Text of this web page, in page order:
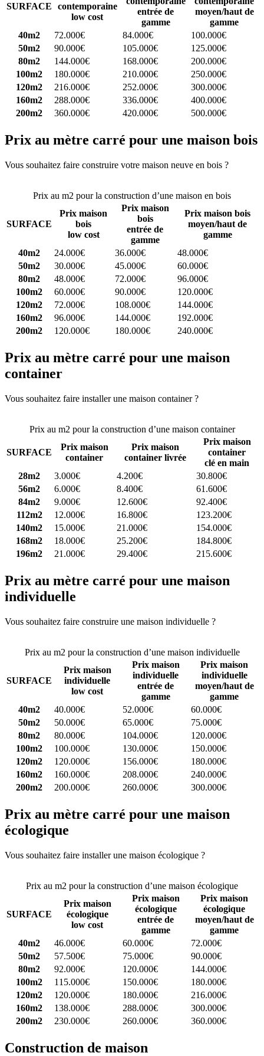
SURFACE
contemporaine
low cost
entrée de
gamme
moyen/haut de
gamme
40m2
72.000€ 84.000€
100.000€
50m2
90.000€ 105.000€
125.000€
80m2
144.000€ 168.000€
200.000€
100m2
180.000€ 210.000€
250.000€
120m2
216.000€ 252.000€
300.000€
160m2
288.000€ 336.000€
400.000€
200m2
360.000€ 420.000€ 500.000€
Prix au mètre carré pour une maison bois
Vous souhaitez faire construire votre maison neuve en bois ?
Prix au m2 pour la construction d’une maison en bois
SURFACE
Prix maison
bois
low cost
Prix maison
bois
entrée de
gamme
Prix maison bois
moyen/haut de
gamme
40m2
24.000€ 36.000€
48.000€
50m2
30.000€ 45.000€
60.000€
80m2
48.000€ 72.000€
96.000€
100m2
60.000€ 90.000€
120.000€
120m2
72.000€ 108.000€
144.000€
160m2
96.000€ 144.000€
192.000€
200m2
120.000€ 180.000€ 240.000€
Prix au mètre carré pour une maison
container
Vous souhaitez faire installer une maison container ?
Prix au m2 pour la construction d’une maison container
SURFACE
Prix maison
container
Prix maison
container livrée
Prix maison
container
clé en main
28m2
3.000€ 4.200€
30.800€
56m2
6.000€ 8.400€
61.600€
84m2
9.000€ 12.600€
92.400€
112m2
12.000€ 16.800€
123.200€
140m2
15.000€ 21.000€
154.000€
168m2
18.000€ 25.200€
184.800€
196m2
21.000€ 29.400€ 215.600€
Prix au mètre carré pour une maison
individuelle
Vous souhaitez faire construire une maison individuelle ?
Prix au m2 pour la construction d’une maison individuelle
SURFACE
Prix maison
individuelle
low cost
Prix maison
individuelle
entrée de
gamme
Prix maison
individuelle
moyen/haut de
gamme
40m2
40.000€ 52.000€
60.000€
50m2
50.000€ 65.000€
75.000€
80m2
80.000€ 104.000€
120.000€
100m2
100.000€ 130.000€
150.000€
120m2
120.000€ 156.000€
180.000€
160m2
160.000€ 208.000€
240.000€
200m2
200.000€ 260.000€ 300.000€
Prix au mètre carré pour une maison
écologique
Vous souhaitez faire installer une maison écologique ?
Prix au m2 pour la construction d’une maison écologique
SURFACE
Prix maison
écologique
low cost
Prix maison
écologique
entrée de
gamme
Prix maison
écologique
moyen/haut de
gamme
40m2
46.000€ 60.000€
72.000€
50m2
57.500€ 75.000€
90.000€
80m2
92.000€ 120.000€
144.000€
100m2
115.000€ 150.000€
180.000€
120m2
120.000€ 180.000€
216.000€
160m2
138.000€ 288.000€
300.000€
200m2
230.000€ 260.000€ 360.000€
Construction de maison